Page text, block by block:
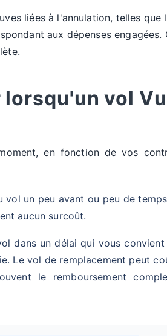
liées à l'annulation, telles
aux dépenses
lorsqu'un vol
en fonction de vos
vol un peu avant ou peu de
aucun surcoût.
dans un délai qui vous
Le vol de remplacement peut
le remboursement